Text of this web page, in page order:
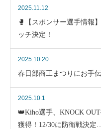
2025.11.12
🥊【スポンサー選手情報
ッチ決定！
2025.10.20
春日部商工まつりにお手
2025.10.1
👑Kiho選手、KNOCK
獲得！12/30に防衛戦決定